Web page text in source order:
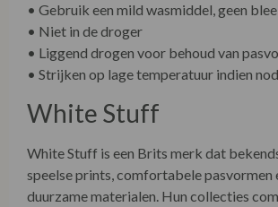
• Gebruik een mild wasmiddel, geen
• Niet in de droger
• Liggend drogen voor behoud van
• Strijken op lage temperatuur indien
White Stuff
White Stuff is een Brits merk dat
speelse prints, comfortabele pasvormen
duurzame materialen. Hun collecties